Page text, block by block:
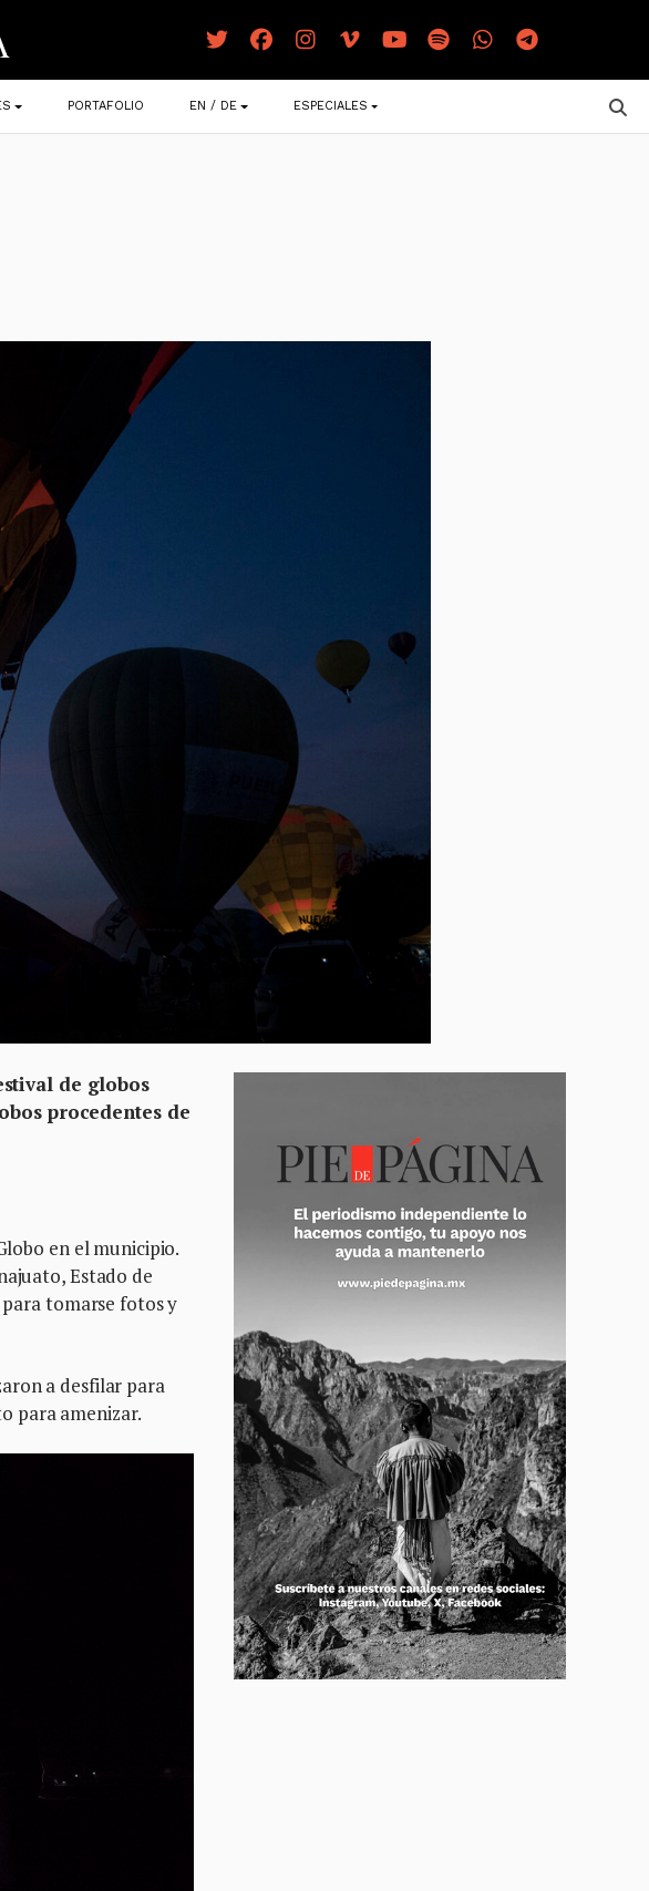
PORTAFOLIO EN / DE ESPECIALES
de globos
procedentes de
en el municipio.
Estado de
tomarse fotos y
a desfilar para
para amenizar.